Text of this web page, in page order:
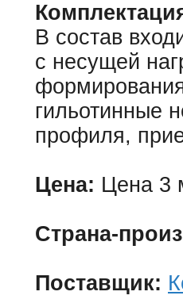
В состав
с несущей
гильотинные
профиля,
Цена: Цена 3
Страна-
Поставщик: